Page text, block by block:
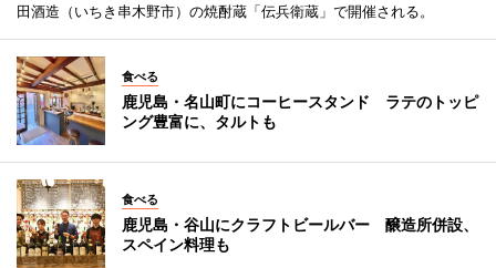
田酒造（いちき串木野市）の焼酎蔵「伝兵衛蔵」で開催される。
食べる
鹿児島・名山町にコーヒースタンド ラテのトッピ
ング豊富に、タルトも
食べる
鹿児島・谷山にクラフトビールバー 醸造所併設、
スペイン料理も